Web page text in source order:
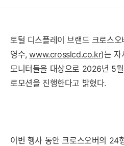
토털 디스플레이 브랜드 크로스
영수,www.crosslcd.co.kr)는 자
모니터들을 대상으로 2026년 5
로모션을 진행한다고 밝혔다.
이번 행사 동안 크로스오버의